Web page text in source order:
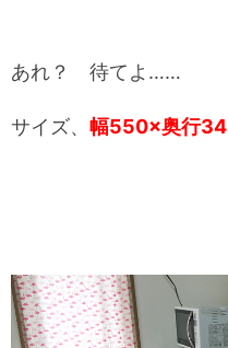
あれ？ 待てよ……
サイズ、 幅550×奥行